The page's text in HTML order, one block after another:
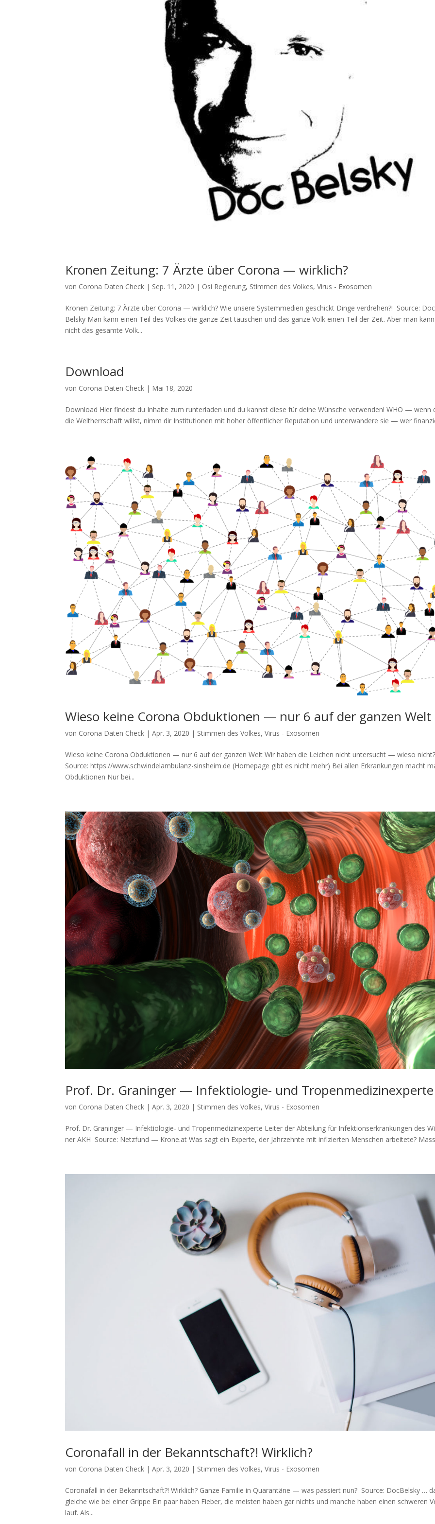
Kronen Zeitung: 7 Ärzte über Corona — wirklich?
von Corona Daten Check | Sep. 11, 2020 | Ösi Regierung, Stimmen des Volkes,Virus - Exosomen
Kronen Zeitung: 7 Ärzte über Corona — wirklich? Wie unse­re Sys­temm­edi­en geschickt Din­ge verdrehen?! Source:
Belsky Man kann einen Teil des Vol­kes die gan­ze Zeit täu­schen und das gan­ze Volk einen Teil der Zeit. Aber man kann
nicht das gesam­te Volk...
Download
von Corona Daten Check | Mai 18, 2020
Down­load Hier fin­dest du Inhal­te zum run­ter­la­den und du kannst die­se für dei­ne Wün­sche verwenden! WHO — wenn
die Welt­herr­schaft willst, nimm dir Insti­tu­tio­nen mit hoher öffent­li­cher Repu­ta­ti­on und unter­wan­de­re sie — wer
Wieso keine Corona Obduktionen — nur 6 auf der ganzen Welt
von Corona Daten Check |Apr. 3, 2020 | Stimmen des Volkes,Virus - Exosomen
Wieso keine Corona Obduktionen — nur 6 auf der ganzen Welt Wir haben die Lei­chen nicht unter­sucht — wie­so
Source: https://www.schwindelambulanz-sinsheim.de (Home­page gibt es nicht mehr) Bei allen Erkran­kun­gen macht
Obduktionen Nur bei...
Prof. Dr. Graninger — Infektiologie- und Tropenmedizinexperte
von Corona Daten Check |Apr. 3, 2020 | Stimmen des Volkes,Virus - Exosomen
Prof. Dr. Graninger — Infektiologie- und Tropenmedizinexperte Lei­ter der Abtei­lung für Infek­ti­ons­er­kran­kun­gen des
ner AKH Source: Netz­fund — Krone.at Was sagt ein Exper­te, der Jahr­zehn­te mit infi­zier­ten Men­schen arbeitete?
Coronafall in der Bekanntschaft?! Wirklich?
von Corona Daten Check |Apr. 3, 2020 | Stimmen des Volkes,Virus - Exosomen
Coronafall in der Bekanntschaft?! Wirklich? Gan­ze Fami­lie in Qua­ran­tä­ne — was pas­siert nun? Source: Doc­Belsky …
glei­che wie bei einer Grippe Ein paar haben Fie­ber, die meis­ten haben gar nichts und man­che haben einen schwe­ren
lauf. Als...